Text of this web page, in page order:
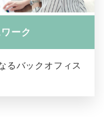
ーク
るバックオフィス